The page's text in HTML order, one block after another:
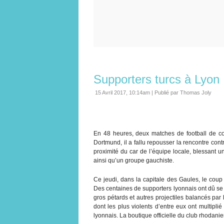
Supporters turcs à
15 Avril 2017, 10:14am | Publié par Thomas Joly
En 48 heures, deux matches de football de
Dortmund, il a fallu repousser la rencontre
proximité du car de l’équipe locale, blessant
ainsi qu’un groupe gauchiste.
Ce jeudi, dans la capitale des Gaules, le
Des centaines de supporters lyonnais ont dû
gros pétards et autres projectiles balancés
dont les plus violents d’entre eux ont
lyonnais. La boutique officielle du club